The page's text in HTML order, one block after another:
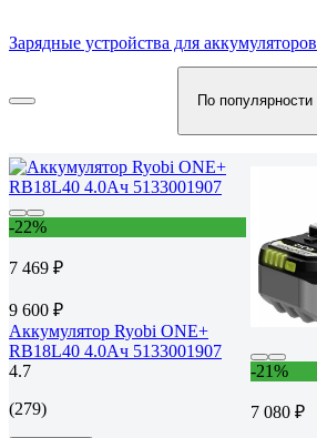
Зарядные устройства для аккумуляторов
По популярности
-22%
7 469 ₽
9 600 ₽
Аккумулятор Ryobi ONE+
RB18L40 4.0Ач 5133001907
4.7
(279)
-21%
7 080 ₽